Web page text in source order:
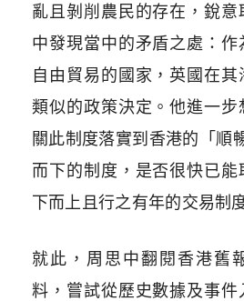
亂且剝削農民的存在，銳
中發現當中的矛盾之處：
自由貿易的國家，英國在
類似的政策決定。他進一
關此制度落實到香港的「順
而下的制度，是否很快已能
下而上且行之有年的交易制
就此，周思中翻閱香港舊
料，嘗試從歷史數據及事